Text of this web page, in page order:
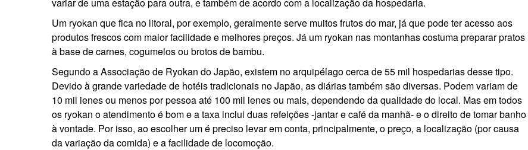
Um ryokan que fica no litoral, por exemplo, geralmente serve muitos frutos do mar, já que pode ter acesso aos
produtos frescos com maior facilidade e melhores preços. Já um ryokan nas montanhas costuma preparar pratos
à base de carnes, cogumelos ou brotos de bambu.
Segundo a Associação de Ryokan do Japão, existem no arquipélago cerca de 55 mil hospedarias desse tipo.
Devido à grande variedade de hotéis tradicionais no Japão, as diárias também são diversas. Podem variam de
10 mil ienes ou menos por pessoa até 100 mil ienes ou mais, dependendo da qualidade do local. Mas em todos
os ryokan o atendimento é bom e a taxa inclui duas refeições -jantar e café da manhã- e o direito de tomar banho
à vontade. Por isso, ao escolher um é preciso levar em conta, principalmente, o preço, a localização (por causa
da variação da comida) e a facilidade de locomoção.